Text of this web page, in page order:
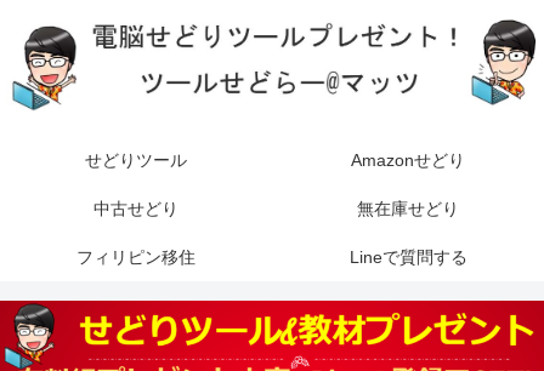
せどりツール Amazonせどり
中古せどり 無在庫せどり
フィリピン移住 Lineで質問する